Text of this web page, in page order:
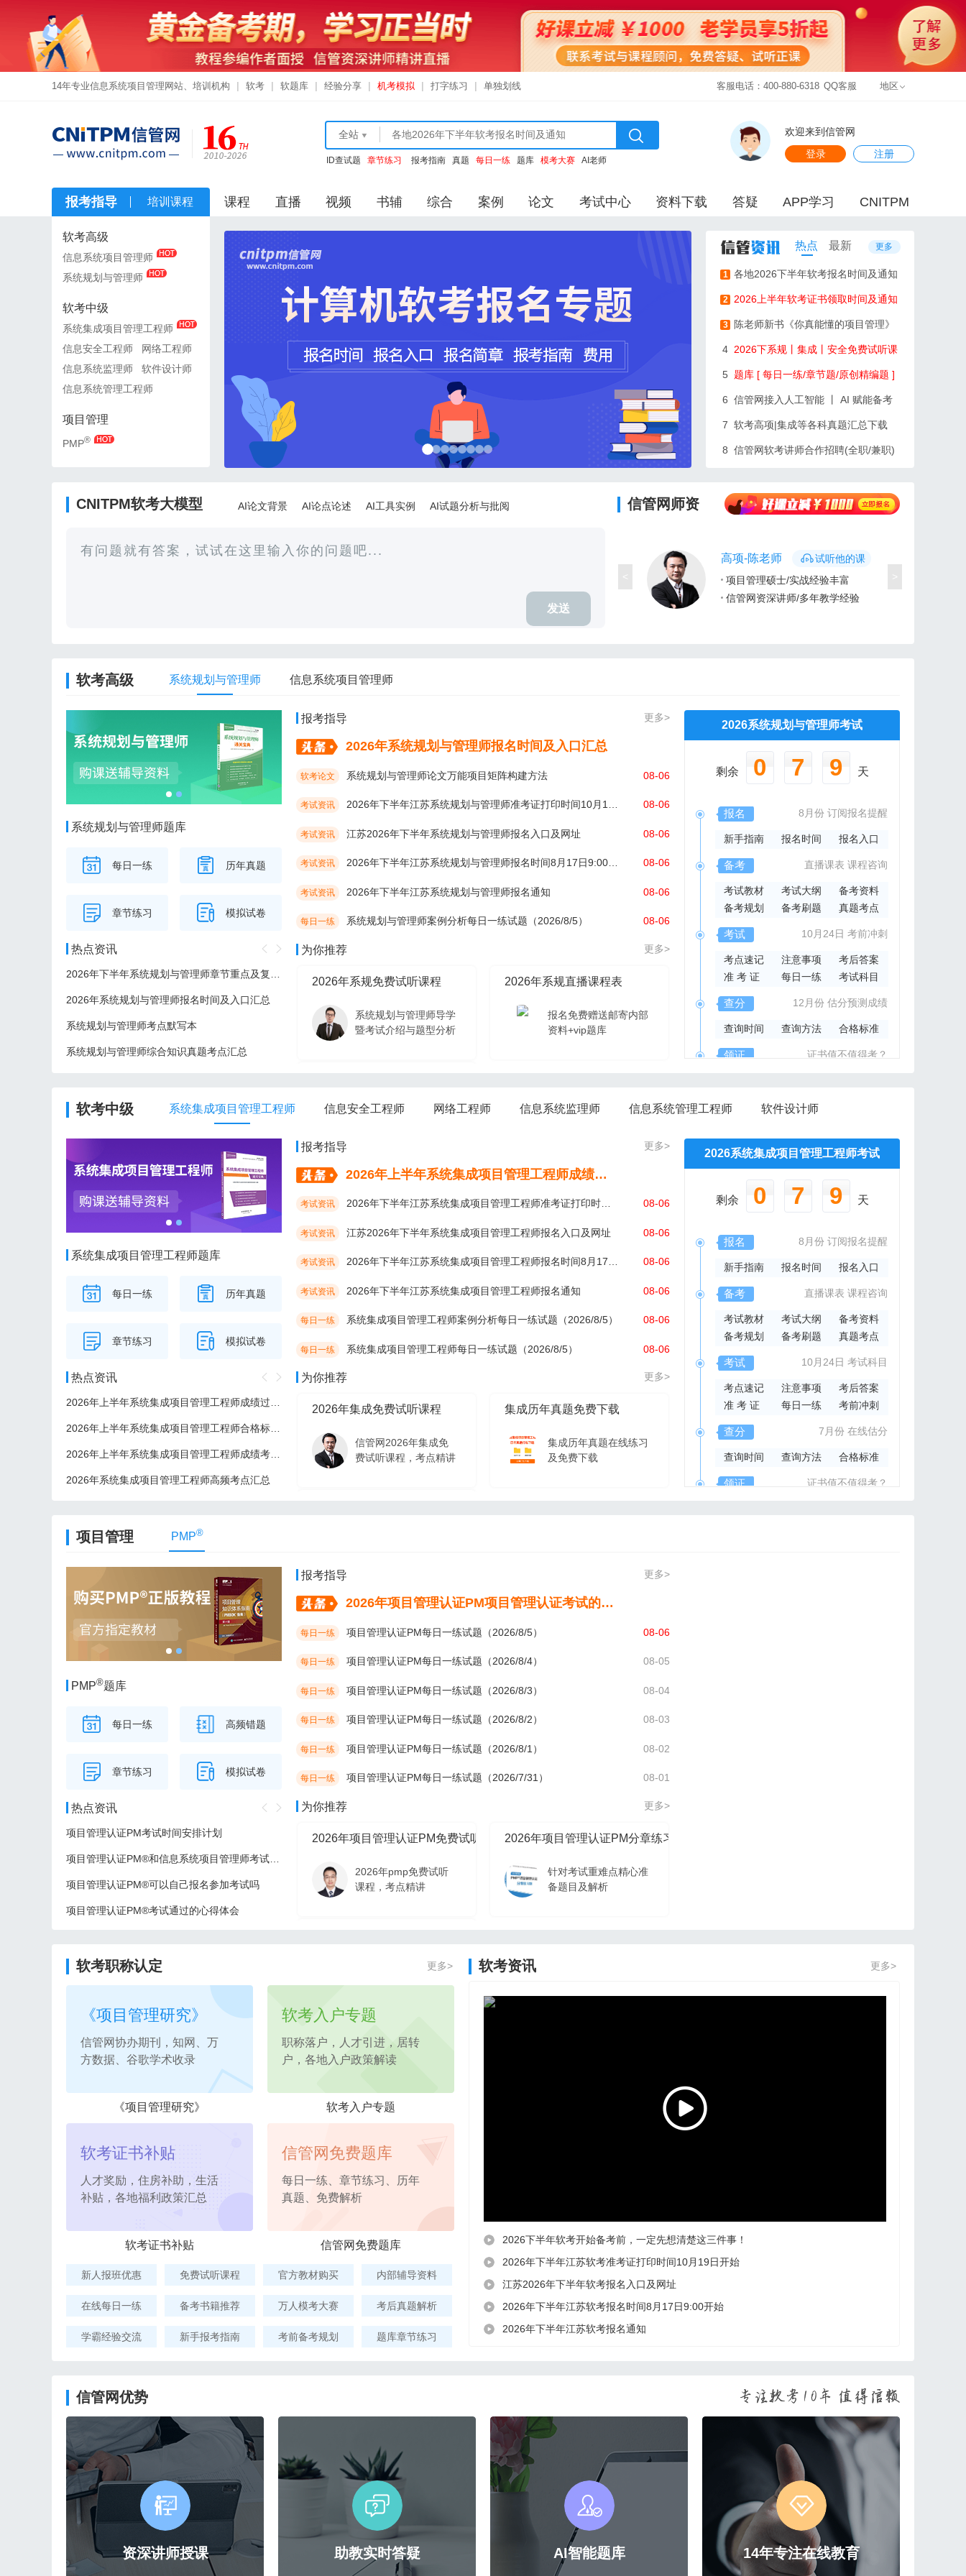
14年专业信息系统项目管理网站、培训机构 软考 软题库 经验分享 机考模拟 打字练习 单独划线 客服电话：400-880-6318 QQ客服 地区
全站
ID查试题 章节练习 报考指南 真题 每日一练 题库 模考大赛 AI老师
欢迎来到信管网
登录
注册
报考指导 培训课程 课程 直播 视频 书辅 综合 案例 论文 考试中心 资料下载 答疑 APP学习 CNITPM
软考高级
信息系统项目管理师
系统规划与管理师
软考中级
系统集成项目管理工程师
信息安全工程师
网络工程师
信息系统监理师
软件设计师
信息系统管理工程师
项目管理
PMP®
软考高级
信息系统项目管理师
网络工程师
软件设计师
信息系统管理工程师
项目管理
热点 最新 更多
1 各地2026下半年软考报名时间及通知
2 2026上半年软考证书领取时间及通知
3 陈老师新书《你真能懂的项目管理》
4 2026下系规丨集成丨安全免费试听课
5 题库 [ 每日一练/章节题/原创精编题 ]
6 信管网接入人工智能 丨 AI 赋能备考
7 软考高项|集成等各科真题汇总下载
8 信管网软考讲师合作招聘(全职/兼职)
CNITPM软考大模型 AI论文背景 AI论点论述 AI工具实例 AI试题分析与批阅 信管网师资
发送
高项-陈老师
试听他的课
项目管理硕士/实战经验丰富
信管网资深讲师/多年教学经验
< >
软考高级 系统规划与管理师 信息系统项目管理师
系统规划与管理师题库
每日一练 历年真题
章节练习 模拟试卷
热点资讯
2026年系统规划与管理师报名时间及入口汇总
系统规划与管理师考点默写本
系统规划与管理师综合知识真题考点汇总
报考指导 更多>
2026年系统规划与管理师报名时间及入口汇总
软考论文 系统规划与管理师论文万能项目矩阵构建方法 08-06
考试资讯 08-06
考试资讯 江苏2026年下半年系统规划与管理师报名入口及网址 08-06
考试资讯 08-06
考试资讯 2026年下半年江苏系统规划与管理师报名通知 08-06
每日一练 系统规划与管理师案例分析每日一练试题（2026/8/5） 08-06
为你推荐 更多>
2026年系规免费试听课程
系统规划与管理师导学
暨考试介绍与题型分析
2026年系规直播课程表
报名免费赠送邮寄内部
资料+vip题库
2026年系规内部辅导资料
报班免费邮寄辅导资料
信管网精心组编资料集
系统规划与管理师导学
2026系统规划与管理师考试
剩余 0 7 9 天
报名 8月份 订阅报名提醒
新手指南 报名时间 报名入口
备考 直播课表 课程咨询
考试教材 考试大纲
备考资料
备考规划
备考刷题 真题考点
考试 10月24日 考前冲刺
考点速记 注意事项
考后答案
准 考 证
每日一练 考试科目
查分 12月份 估分预测成绩
查询时间 查询方法 合格标准
领证 证书值不值得考？
软考中级 系统集成项目管理工程师 信息安全工程师 网络工程师 信息系统监理师 信息系统管理工程师 软件设计师
系统集成项目管理工程师题库
每日一练 历年真题
章节练习 模拟试卷
热点资讯
2026年系统集成项目管理工程师高频考点汇总
报考指导 更多>
2026年上半年系统集成项目管理工程师成绩考后多久公布？
考试资讯 08-06
考试资讯 江苏2026年下半年系统集成项目管理工程师报名入口及网址 08-06
考试资讯 08-06
考试资讯 2026年下半年江苏系统集成项目管理工程师报名通知 08-06
每日一练 系统集成项目管理工程师案例分析每日一练试题（2026/8/5） 08-06
每日一练 系统集成项目管理工程师每日一练试题（2026/8/5） 08-06
为你推荐 更多>
2026年集成免费试听课程
信管网2026年集成免
费试听课程，考点精讲
集成历年真题免费下载
集成历年真题在线练习
及免费下载
2026年集成官方指导书
2026系统集成项目管
理工程师官方指导教材
2026系统集成项目管理工程师考试
剩余 0 7 9 天
报名 8月份 订阅报名提醒
新手指南 报名时间 报名入口
备考 直播课表 课程咨询
考试教材 考试大纲
备考资料
备考规划
备考刷题 真题考点
考试 10月24日 考试科目
考点速记 注意事项
考后答案
准 考 证
每日一练 考前冲刺
查分 7月份 在线估分
查询时间 查询方法 合格标准
领证 证书值不值得考？
项目管理 PMP®
PMP®题库
每日一练 高频错题
章节练习 模拟试卷
热点资讯
项目管理认证PM考试时间安排计划
项目管理认证PM®和信息系统项目管理师考试的区别
项目管理认证PM®可以自己报名参加考试吗
项目管理认证PM®考试通过的心得体会
报考指导 更多>
2026年项目管理认证PM项目管理认证考试的流程（从报名到拿证）
每日一练 项目管理认证PM每日一练试题（2026/8/5） 08-06
每日一练 项目管理认证PM每日一练试题（2026/8/4） 08-05
每日一练 项目管理认证PM每日一练试题（2026/8/3） 08-04
每日一练 项目管理认证PM每日一练试题（2026/8/2） 08-03
每日一练 项目管理认证PM每日一练试题（2026/8/1） 08-02
每日一练 项目管理认证PM每日一练试题（2026/7/31） 08-01
为你推荐 更多>
2026年项目管理认证PM免费试听课程
2026年pmp免费试听
课程，考点精讲
2026年项目管理认证PM分章练习册
针对考试重难点精心准
备题目及解析
2026年pmp免费试听
课程，考点精讲
软考职称认定 更多>
《项目管理研究》
信管网协办期刊，知网、万
方数据、谷歌学术收录
《项目管理研究》
软考入户专题
职称落户，人才引进，居转
户，各地入户政策解读
软考入户专题
软考证书补贴
人才奖励，住房补助，生活
补贴，各地福利政策汇总
软考证书补贴
信管网免费题库
每日一练、章节练习、历年
真题、免费解析
信管网免费题库
新人报班优惠 免费试听课程 官方教材购买 内部辅导资料
在线每日一练 备考书籍推荐 万人模考大赛 考后真题解析
学霸经验交流 新手报考指南 考前备考规划 题库章节练习
软考资讯 更多>
2026下半年软考开始备考前，一定先想清楚这三件事！
2026年下半年江苏软考准考证打印时间10月19日开始
江苏2026年下半年软考报名入口及网址
2026年下半年江苏软考报名时间8月17日9:00开始
2026年下半年江苏软考报名通知
信管网优势
资深讲师授课 助教实时答疑 AI智能题库 14年专注在线教育